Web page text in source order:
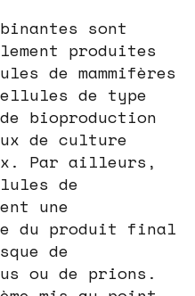
sont
produites
de mammifères
de type
de bioproduction
de culture
Par ailleurs,
de
une
du produit final
de
ou de prions.